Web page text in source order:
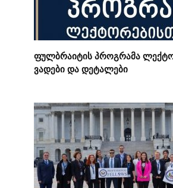
ფულბრაიტის პროგრამა
ვადები და დეტალები